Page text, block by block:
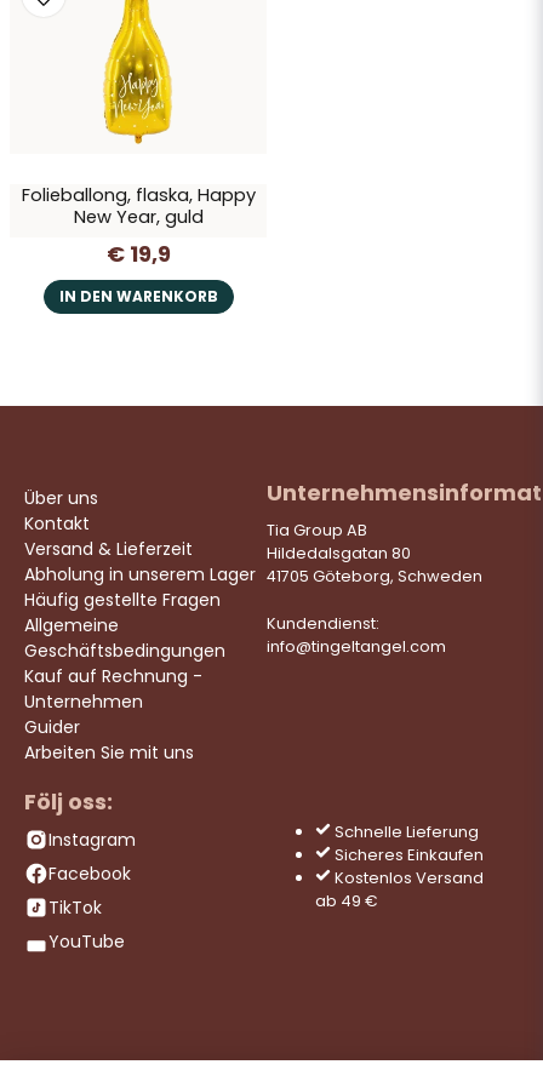
Ja, Sie dürfen meine Frage veröffentlichen
Folieballong, flaska, Happy
New Year, guld
€ 19,9
IN DEN WARENKORB
Über uns
Kontakt
Versand & Lieferzeit
Abholung in unserem Lager
Häufig gestellte Fragen
Allgemeine
Geschäftsbedingungen
Kauf auf Rechnung -
Unternehmen
Guider
Arbeiten Sie mit uns
Tia Group AB
Hildedalsgatan 80
41705 Göteborg, Schweden
Kundendienst:
info@tingeltangel.com
Följ oss:
Instagram
Facebook
TikTok
YouTube
Schnelle Lieferung
Sicheres Einkaufen
Kostenlos Versand
ab 49 €